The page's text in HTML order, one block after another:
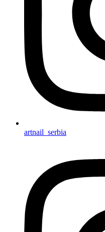
artnail_serbia